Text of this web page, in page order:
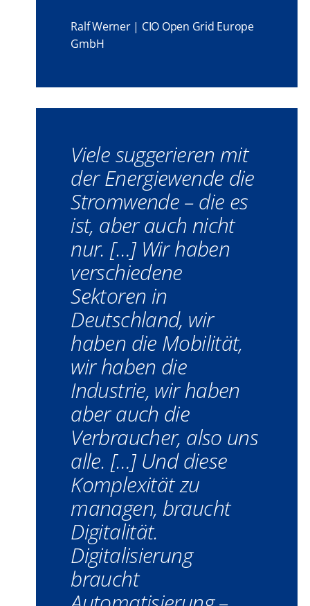
Ralf Werner | CIO Open Grid Europe
GmbH
Viele suggerieren mit
der Energiewende die
Stromwende – die es
ist, aber auch nicht
nur. […] Wir haben
verschiedene
Sektoren in
Deutschland, wir
haben die Mobilität,
wir haben die
Industrie, wir haben
aber auch die
Verbraucher, also uns
alle. […] Und diese
Komplexität zu
managen, braucht
Digitalität.
Digitalisierung
braucht